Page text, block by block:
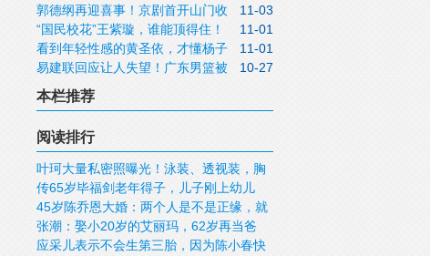
持烛台宛如神女
11-03
郭德纲再迎喜事！京剧首开山门收
陶阳为徒，收徒系统助力文化传承
11-01
“国民校花”王紫璇，谁能顶得住！
11-01
看到年轻性感的黄圣依，才懂杨子
为何抓着她不放，腰腿身材太绝了
10-27
易建联回应让人失望！广东男篮被
殃及池鱼，杜锋脸都黑了
本栏推荐
阅读排行
叶珂大量私密照曝光！泳装、透视装，胸
大到托不住，黄晓明有福了
传65岁毕福剑老年得子，儿子刚上幼儿
园，他拼命赚钱愿意登门唱歌
45岁陈乔恩大婚：两个人是不是正缘，就
看两个字
张潮：娶小20岁的艾丽玛，62岁再当爸
爸，如今咋样了？
应采儿表示不会生第三胎，因为陈小春快